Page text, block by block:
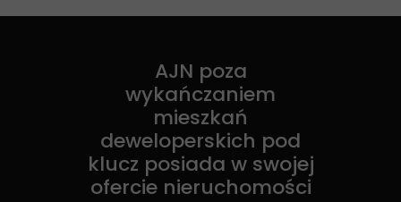
AJN poza
wykańczaniem
mieszkań
deweloperskich pod
klucz posiada w swojej
ofercie nieruchomości